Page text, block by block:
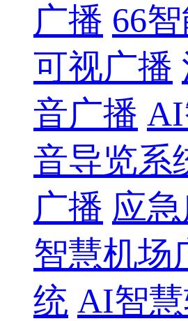
广播 66
可视广播
音广播
音导览系
广播 应
智慧机场
统 AI智